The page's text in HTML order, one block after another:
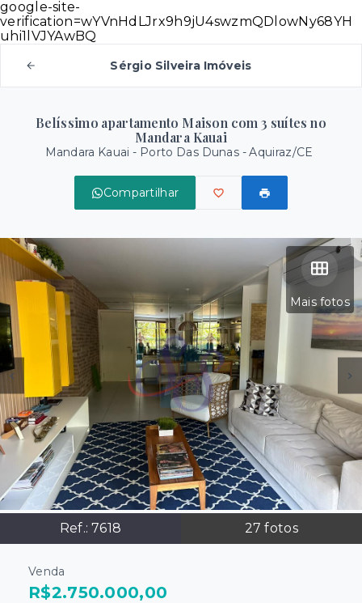
google-site-
verification=wYVnHdLJrx9h9jU4swzmQDlowNy68YH
uhi1lVJYAwBQ
Sérgio Silveira Imóveis
Belíssimo apartamento Maison com 3 suítes no
Mandara Kauai
Mandara Kauai - Porto Das Dunas - Aquiraz/CE
Compartilhar
Mais fotos
Ref.: 7618 27 fotos
Venda
R$2.750.000,00